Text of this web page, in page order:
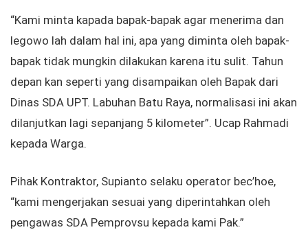
“Kami minta kapada bapak-bapak agar menerima dan
legowo lah dalam hal ini, apa yang diminta oleh bapak-
bapak tidak mungkin dilakukan karena itu sulit. Tahun
depan kan seperti yang disampaikan oleh Bapak dari
Dinas SDA UPT. Labuhan Batu Raya, normalisasi ini akan
dilanjutkan lagi sepanjang 5 kilometer”. Ucap Rahmadi
kepada Warga.
Pihak Kontraktor, Supianto selaku operator bec’hoe,
“kami mengerjakan sesuai yang diperintahkan oleh
pengawas SDA Pemprovsu kepada kami Pak.”